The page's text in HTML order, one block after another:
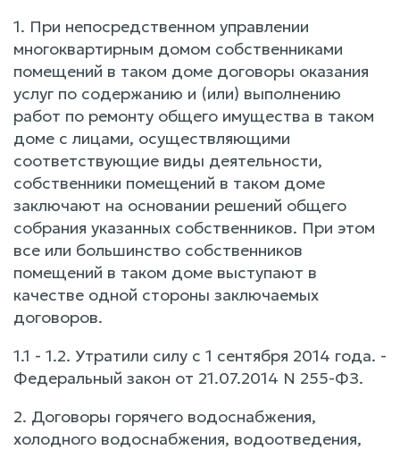
1. При непосредственном управлении
многоквартирным домом собственниками
помещений в таком доме договоры оказания
услуг по содержанию и (или) выполнению
работ по ремонту общего имущества в таком
доме с лицами, осуществляющими
соответствующие виды деятельности,
собственники помещений в таком доме
заключают на основании решений общего
собрания указанных собственников. При этом
все или большинство собственников
помещений в таком доме выступают в
качестве одной стороны заключаемых
договоров.
1.1 - 1.2. Утратили силу с 1 сентября 2014 года. -
Федеральный закон от 21.07.2014 N 255-ФЗ.
2. Договоры горячего водоснабжения,
холодного водоснабжения, водоотведения,